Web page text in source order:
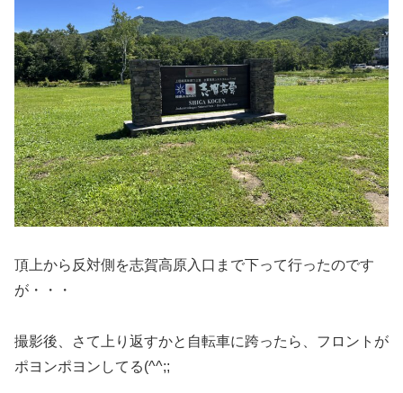
頂上から反対側を志賀高原入口まで下って行ったのです
が・・・
撮影後、さて上り返すかと自転車に跨ったら、フロントが
ポヨンポヨンしてる(^^;;